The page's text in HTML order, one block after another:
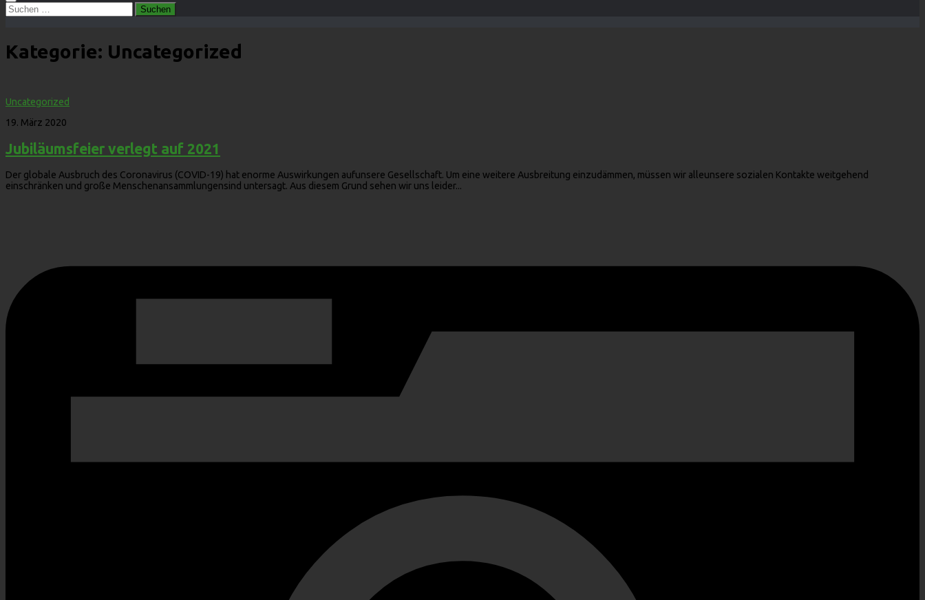
Suchen
nach:
Kategorie: Uncategorized
Uncategorized
19. März 2020
Jubiläumsfeier verlegt auf 2021
Der globale Ausbruch des Coronavirus (COVID-19) hat enorme Auswirkungen aufunsere Gesellschaft. Um eine weitere Ausbreitung einzudämmen, müssen wir alleunsere sozialen Kontakte weitgehend
einschränken und große Menschenansammlungensind untersagt. Aus diesem Grund sehen wir uns leider...